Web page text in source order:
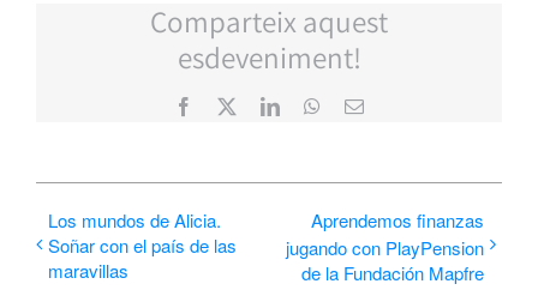
Comparteix aquest
esdeveniment!
Facebook LinkedInWhatsApp
Correo
Los mundos de Alicia.
Soñar con el país de las
maravillas
Aprendemos finanzas
jugando con PlayPension
de la Fundación Mapfre